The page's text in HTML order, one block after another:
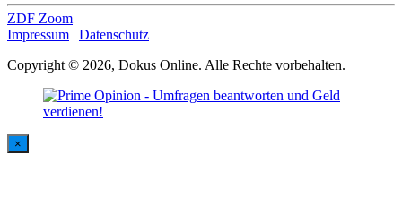
ZDF Zoom
Impressum | Datenschutz
Copyright © 2026, Dokus Online. Alle Rechte vorbehalten.
×